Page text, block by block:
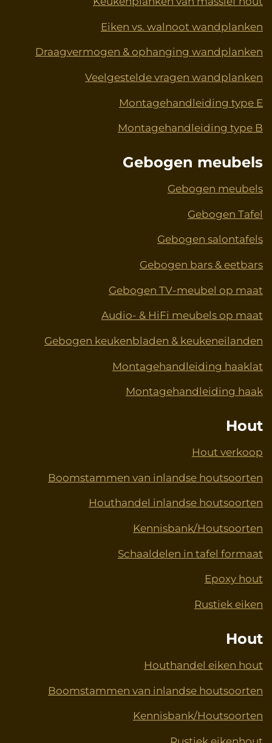
Eiken vs. walnoot wandplanken
Draagvermogen & ophanging wandplanken
Veelgestelde vragen wandplanken
Montagehandleiding type E
Montagehandleiding type B
Gebogen meubels
Gebogen meubels
Gebogen Tafel
Gebogen salontafels
Gebogen bars & eetbars
Gebogen TV-meubel op maat
Audio- & HiFi meubels op maat
Gebogen keukenbladen & keukeneilanden
Montagehandleiding haaklat
Montagehandleiding haak
Hout
Hout verkoop
Boomstammen van inlandse houtsoorten
Houthandel inlandse houtsoorten
Kennisbank/Houtsoorten
Schaaldelen in tafel formaat
Epoxy hout
Rustiek eiken
Hout
Houthandel eiken hout
Boomstammen van inlandse houtsoorten
Kennisbank/Houtsoorten